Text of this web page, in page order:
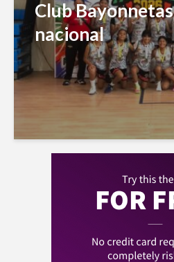
Club
nacional